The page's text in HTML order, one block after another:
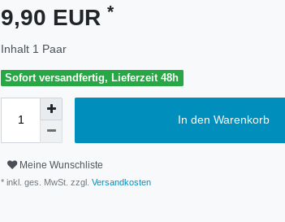
9,90 EUR *
Inhalt 1 Paar
Sofort versandfertig, Lieferzeit 48h
In den Warenkorb
Meine Wunschliste
* inkl. ges. MwSt. zzgl. Versandkosten